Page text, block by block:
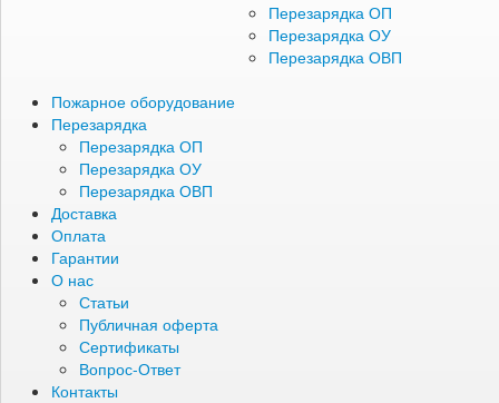
Перезарядка ОП
Перезарядка ОУ
Перезарядка ОВП
Пожарное оборудование
Перезарядка
Перезарядка ОП
Перезарядка ОУ
Перезарядка ОВП
Доставка
Оплата
Гарантии
О нас
Статьи
Публичная оферта
Сертификаты
Вопрос-Ответ
Контакты